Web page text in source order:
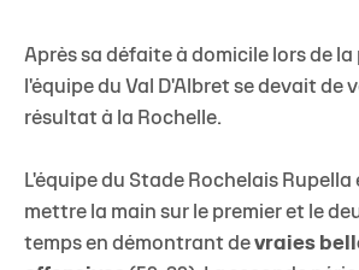
Après sa défaite à domicile lors de la
l'équipe du Val D'Albret se devait de
résultat à la Rochelle.
L'équipe du Stade Rochelais Rupella
mettre la main sur le premier et le
temps en démontrant de vraies